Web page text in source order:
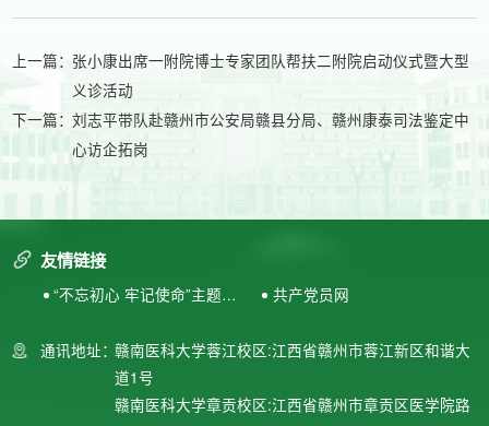
上一篇：张小康出席一附院博士专家团队帮扶二附院启动仪式暨大型
义诊活动
下一篇：刘志平带队赴赣州市公安局赣县分局、赣州康泰司法鉴定中
心访企拓岗
友情链接
“不忘初心 牢记使命”主题教
共产党员网
通讯地址：赣南医科大学蓉江校区:江西省赣州市蓉江新区和谐大
道1号
赣南医科大学章贡校区:江西省赣州市章贡区医学院路